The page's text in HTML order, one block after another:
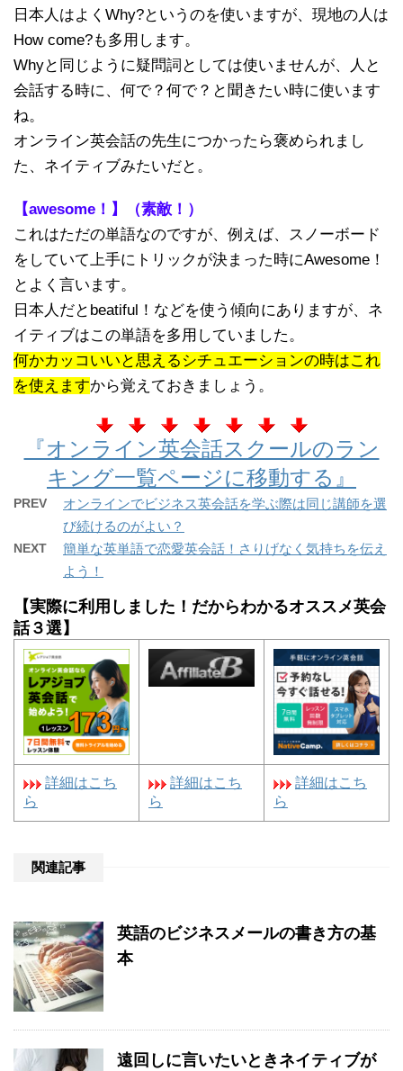
日本人はよくWhy?というのを使いますが、現地の人は
How come?も多用します。
Whyと同じように疑問詞としては使いませんが、人と
会話する時に、何で？何で？と聞きたい時に使います
ね。
オンライン英会話の先生につかったら褒められまし
た、ネイティブみたいだと。
【awesome！】（素敵！）
これはただの単語なのですが、例えば、スノーボード
をしていて上手にトリックが決まった時にAwesome！
とよく言います。
日本人だとbeatiful！などを使う傾向にありますが、ネ
イティブはこの単語を多用していました。
何かカッコいいと思えるシチュエーションの時はこれ
を使えますから覚えておきましょう。
『オンライン英会話スクールのラン
キング一覧ページに移動する』
PREV
オンラインでビジネス英会話を学ぶ際は同じ講師を選
び続けるのがよい？
NEXT
簡単な英単語で恋愛英会話！さりげなく気持ちを伝え
よう！
【実際に利用しました！だからわかるオススメ英会
話３選】
詳細はこち
ら
詳細はこち
ら
詳細はこち
ら
関連記事
英語のビジネスメールの書き方の基
本
遠回しに言いたいときネイティブが